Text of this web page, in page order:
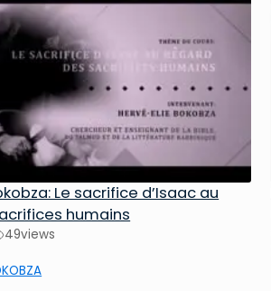
Le sacrifice d’Isaac au
humains
49views